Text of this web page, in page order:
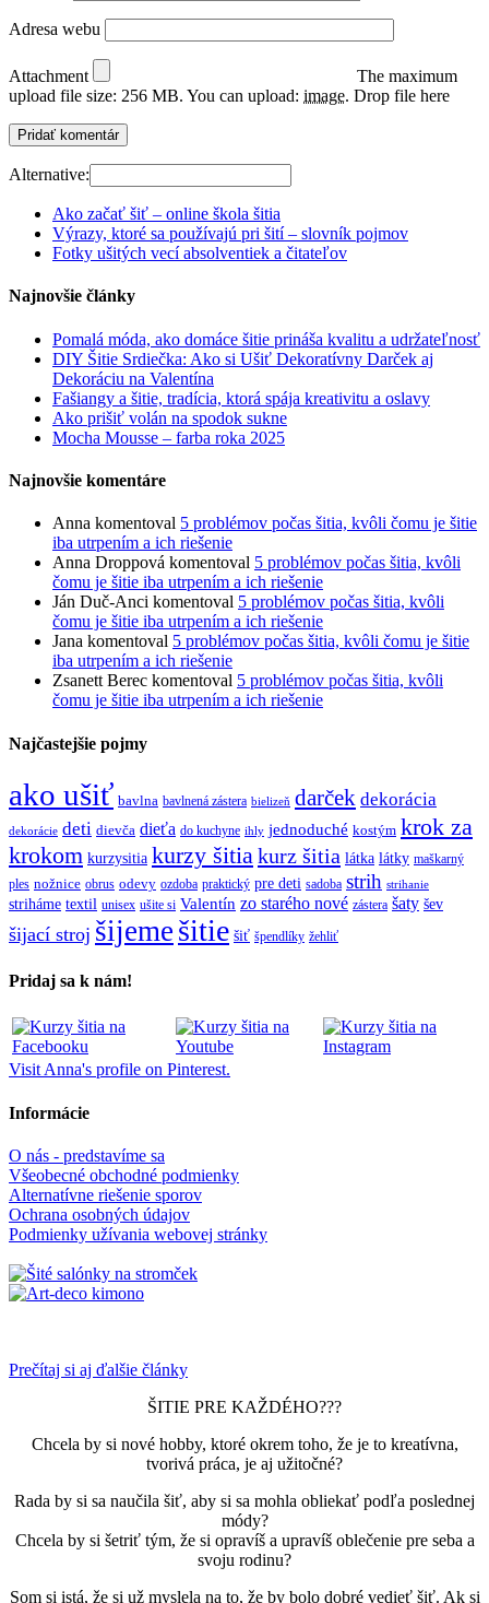
Adresa webu
Attachment
The maximum
upload file size: 256 MB. You can upload: image. Drop file here
Alternative:
Ako začať šiť – online škola šitia
Výrazy, ktoré sa používajú pri šití – slovník pojmov
Fotky ušitých vecí absolventiek a čitateľov
Najnovšie články
Pomalá móda, ako domáce šitie prináša kvalitu a udržateľnosť
DIY Šitie Srdiečka: Ako si Ušiť Dekoratívny Darček aj
Dekoráciu na Valentína
Fašiangy a šitie, tradícia, ktorá spája kreativitu a oslavy
Ako prišiť volán na spodok sukne
Mocha Mousse – farba roka 2025
Najnovšie komentáre
Anna komentoval 5 problémov počas šitia, kvôli čomu je šitie
iba utrpením a ich riešenie
Anna Droppová komentoval 5 problémov počas šitia, kvôli
čomu je šitie iba utrpením a ich riešenie
Ján Duč-Anci komentoval 5 problémov počas šitia, kvôli
čomu je šitie iba utrpením a ich riešenie
Jana komentoval 5 problémov počas šitia, kvôli čomu je šitie
iba utrpením a ich riešenie
Zsanett Berec komentoval 5 problémov počas šitia, kvôli
čomu je šitie iba utrpením a ich riešenie
Najčastejšie pojmy
ako ušiť bavlna bavlnená zástera bielizeň darček dekorácia
dekorácie deti dievča dieťa do kuchyne ihly jednoduché kostým krok za
krokom kurzysitia kurzy šitia kurz šitia látka látky maškarný
ples nožnice obrus odevy ozdoba praktický pre deti sadoba strih strihanie
striháme textil unisex ušite si Valentín zo starého nové zástera šaty šev
šijací stroj šijeme šitie šiť špendlíky žehliť
Pridaj sa k nám!
Visit Anna's profile on Pinterest.
Informácie
O nás - predstavíme sa
Všeobecné obchodné podmienky
Alternatívne riešenie sporov
Ochrana osobných údajov
Podmienky užívania webovej stránky
Prečítaj si aj ďalšie články
ŠITIE PRE KAŽDÉHO???
Chcela by si nové hobby, ktoré okrem toho, že je to kreatívna,
tvorivá práca, je aj užitočné?
Rada by si sa naučila šiť, aby si sa mohla obliekať podľa poslednej
módy?
Chcela by si šetriť tým, že si opravíš a upravíš oblečenie pre seba a
svoju rodinu?
Som si istá, že si už myslela na to, že by bolo dobré vedieť šiť. Ak si